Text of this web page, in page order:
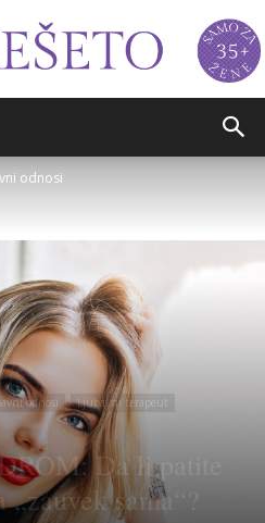
odnosi
odnosi
Ljubavni terapeut
Da li patite
sama“?